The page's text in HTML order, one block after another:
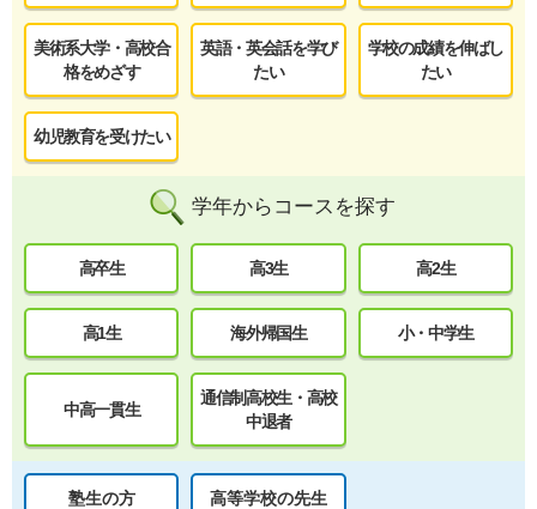
美術系大学・高校合
格をめざす
英語・英会話を学び
たい
学校の成績を伸ばし
たい
幼児教育を受けたい
学年からコースを探す
高卒生 高3生 高2生
高1生 海外帰国生 小・中学生
中高一貫生
通信制高校生・高校
中退者
塾生の方 高等学校の先生